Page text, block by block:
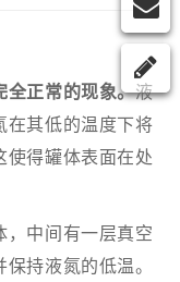
全正常的现象。液
在其低的温度下将
使得罐体表面在处
中间有一层真空
持液氮的低温。